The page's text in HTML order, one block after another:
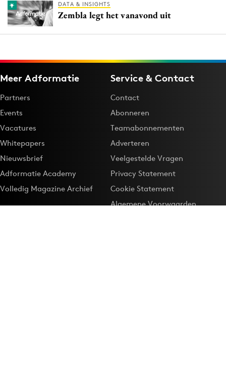
DATA & INSIGHTS
Zembla legt het vanavond uit
Meer Adformatie
Partners
Events
Vacatures
Whitepapers
Nieuwsbrief
Adformatie Academy
Volledig Magazine Archief
Service & Contact
Contact
Abonneren
Teamabonnementen
Adverteren
Veelgestelde Vragen
Privacy Statement
Cookie Statement
Algemene Voorwaarden